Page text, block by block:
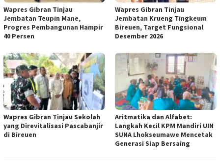
Wapres Gibran Tinjau
Jembatan Teupin Mane,
Progres Pembangunan Hampir
40 Persen
Wapres Gibran Tinjau
Jembatan Krueng Tingkeum
Bireuen, Target Fungsional
Desember 2026
Wapres Gibran Tinjau Sekolah
yang Direvitalisasi Pascabanjir
di Bireuen
Aritmatika dan Alfabet:
Langkah Kecil KPM Mandiri UIN
SUNA Lhokseumawe Mencetak
Generasi Siap Bersaing